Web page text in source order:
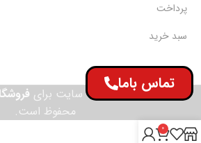
تماس باما
پرداخت
سبد خرید
© تمامی حقوق این وب سایت برای
محفوظ است.
0